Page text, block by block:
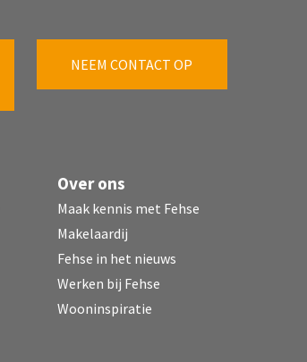
NEEM CONTACT OP
Over ons
Maak kennis met Fehse
Makelaardij
Fehse in het nieuws
Werken bij Fehse
Wooninspiratie